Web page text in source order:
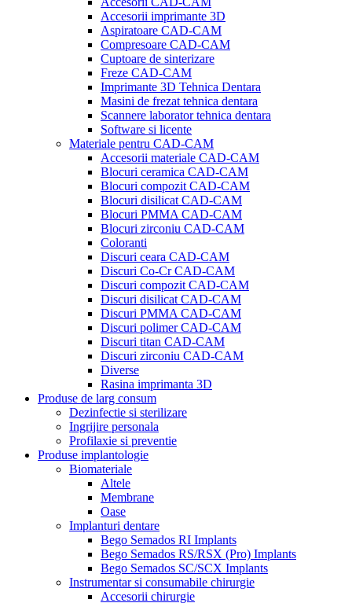
Accesorii imprimante 3D
Aspiratoare CAD-CAM
Compresoare CAD-CAM
Cuptoare de sinterizare
Freze CAD-CAM
Imprimante 3D Tehnica Dentara
Masini de frezat tehnica dentara
Scannere laborator tehnica dentara
Software si licente
Materiale pentru CAD-CAM
Accesorii materiale CAD-CAM
Blocuri ceramica CAD-CAM
Blocuri compozit CAD-CAM
Blocuri disilicat CAD-CAM
Blocuri PMMA CAD-CAM
Blocuri zirconiu CAD-CAM
Coloranti
Discuri ceara CAD-CAM
Discuri Co-Cr CAD-CAM
Discuri compozit CAD-CAM
Discuri disilicat CAD-CAM
Discuri PMMA CAD-CAM
Discuri polimer CAD-CAM
Discuri titan CAD-CAM
Discuri zirconiu CAD-CAM
Diverse
Rasina imprimanta 3D
Produse de larg consum
Dezinfectie si sterilizare
Ingrijire personala
Profilaxie si preventie
Produse implantologie
Biomateriale
Altele
Membrane
Oase
Implanturi dentare
Bego Semados RI Implants
Bego Semados RS/RSX (Pro) Implants
Bego Semados SC/SCX Implants
Instrumentar si consumabile chirurgie
Accesorii chirurgie